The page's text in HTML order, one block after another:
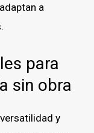
a
para
sin obra
y